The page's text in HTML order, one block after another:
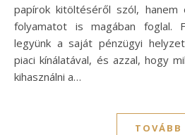
papírok kitöltéséről szól, hanem
folyamatot is magában foglal.
legyünk a saját pénzügyi
piaci kínálatával, és azzal, hogy
kihasználni a…
TOVÁBB